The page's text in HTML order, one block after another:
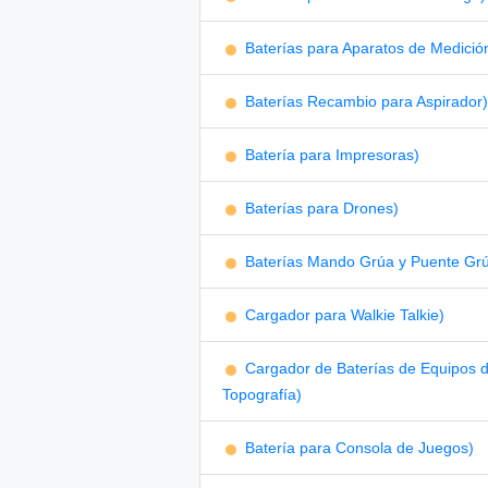
Baterías para Aparatos de
Baterías Recambio para Aspirador)
Batería para Impresoras)
Baterías para Drones)
Baterías Mando Grúa y Puente
Cargador para Walkie Talkie)
Cargador de Baterías de Equipos
Topografía)
Batería para Consola de Juegos)